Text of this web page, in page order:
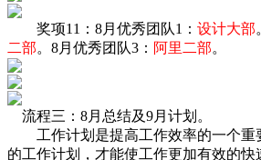
奖项11：8月优秀团队1： 设计大部
二部。8月优秀团队3： 阿里二部。
流程三：8月总结及9月计划。
工作计划是提高工作效率的一个重
的工作计划，才能使工作更加有效的